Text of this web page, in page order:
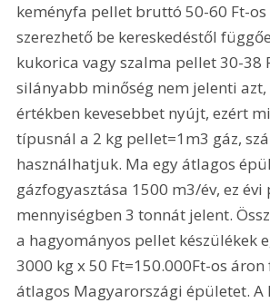
keményfa pellet bruttó 50-60 Ft-
szerezhető be kereskedéstől
kukorica vagy szalma pellet 30-38
silányabb minőség nem jelenti azt,
értékben kevesebbet nyújt, ezért
típusnál a 2 kg pellet=1m3 gáz,
használhatjuk. Ma egy átlagos
gázfogyasztása 1500 m3/év, ez évi
mennyiségben 3 tonnát jelent.
a hagyományos pellet készülékek
3000 kg x 50 Ft=150.000Ft-os
átlagos Magyarországi épületet.